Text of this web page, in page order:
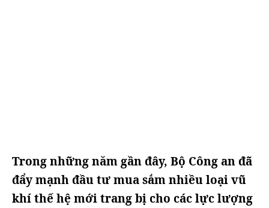
Trong những năm gần đây, Bộ Công an đã
đẩy mạnh đầu tư mua sắm nhiều loại vũ
khí thế hệ mới trang bị cho các lực lượng